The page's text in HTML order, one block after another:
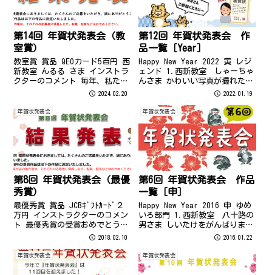
第14回 年賀状発表会（教
室賞）
教室賞 賞品 QEOカード5百円 西
新教室 んるる さま インストラ
クターのコメント 毎年、私たち
が考え付かないような素敵なデ
のが楽しみになっています。特
に青海波と龍を重ねて配置され
た図案がとても素敵で、仕上が
っ...
2024.02.20
第12回 年賀状発表会 作
品一覧［Year］
Happy New Year 2022 寅 レジ
ェンド 1.西新教室 しゃーちゃ
んさま かわいい写真が撮れたの
で、可愛い雰囲気の年賀状を作
安藤 喜久子さま 提供してくだ
さった画像のなかではりこの虎
がかわいくて...
2022.01.19
年賀状発表会
第8回 年賀状発表会（最優
秀賞）
最優秀賞 賞品 JCBｷﾞﾌﾄｶｰﾄﾞ２
万円 インストラクターのコメン
ト 最優秀賞の受賞おめでとうご
ざいます(*^▽^*) 時間をかけ
を図形でひとつひとつ丁寧に作
成され、効果の付け方もいろい
2018.02.10
年賀状発表会
第6回 年賀状発表会 作品
一覧［申］
Happy New Year 2016 申 ゆめ
いろ部門 1.西新教室 八十路の
男さま しいたけをがんばりまし
た。 2.西新教室 三匹猿の母ち
バックはすべて図形で作成して
います。 3.西新教室 M.Oさま
2016.01.22
年賀状発表会 年賀状発表会